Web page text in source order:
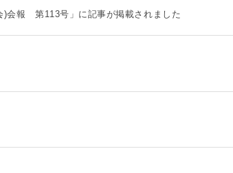
)会報 第113号」に記事が掲載されました